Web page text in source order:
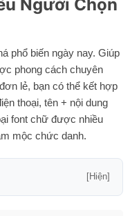
Người Chọn
phổ biến ngày nay. Giúp
phong cách chuyên
lẻ, bạn có thể kết hợp
thoại, tên + nội dung
font chữ được nhiều
mộc chức danh.
[Hiện]